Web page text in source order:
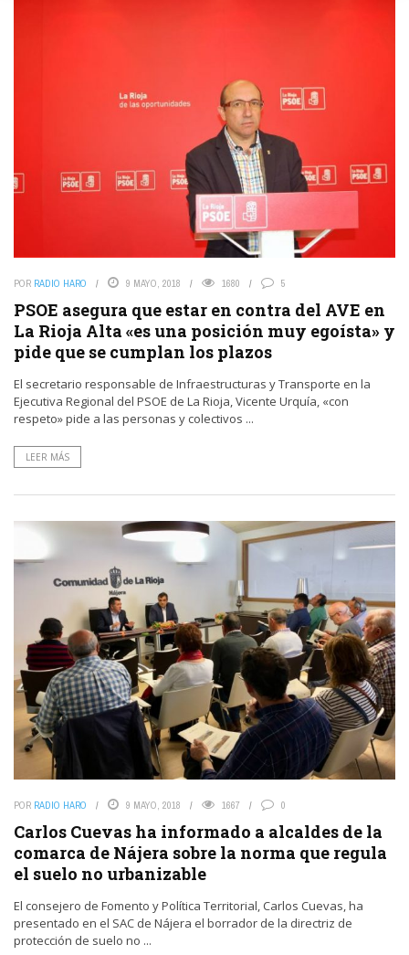
POR RADIO HARO 9 MAYO, 2018 1680 5
PSOE asegura que estar en contra del AVE en
La Rioja Alta «es una posición muy egoísta» y
pide que se cumplan los plazos
El secretario responsable de Infraestructuras y Transporte en la
Ejecutiva Regional del PSOE de La Rioja, Vicente Urquía, «con
respeto» pide a las personas y colectivos ...
LEER MÁS
POR RADIO HARO 9 MAYO, 2018 1667 0
Carlos Cuevas ha informado a alcaldes de la
comarca de Nájera sobre la norma que regula
el suelo no urbanizable
El consejero de Fomento y Política Territorial, Carlos Cuevas, ha
presentado en el SAC de Nájera el borrador de la directriz de
protección de suelo no ...